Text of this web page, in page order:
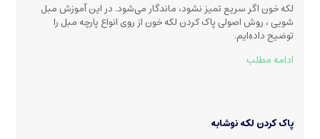
لکه خون اگر سریع تمیز نشود، ماندگار می‌شود. در این آموزش مبل
شویی ، روش اصولی پاک کردن لکه خون از روی انواع پارچه مبل را
توضیح داده‌ایم.
ادامه مطلب
پاک کردن لکه نوشابه